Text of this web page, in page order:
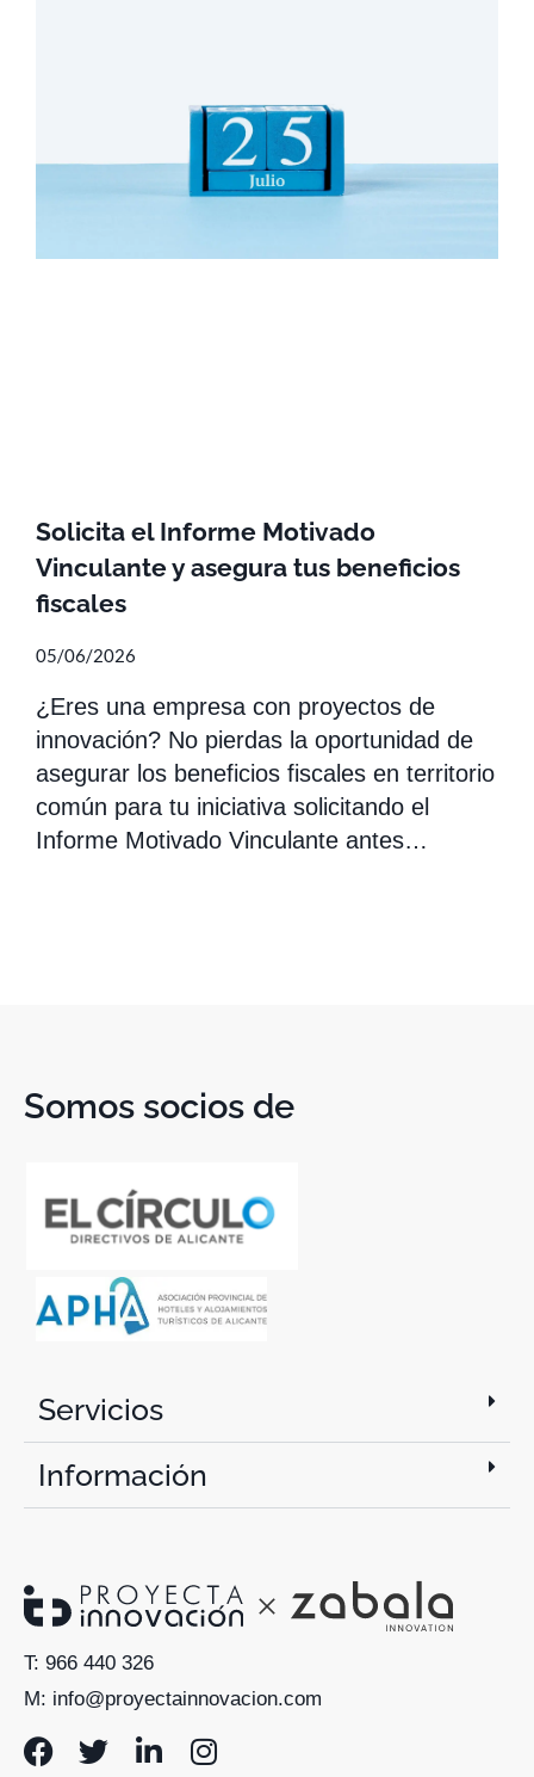
Solicita el Informe Motivado
Vinculante y asegura tus beneficios
fiscales
05/06/2026
¿Eres una empresa con proyectos de
innovación? No pierdas la oportunidad de
asegurar los beneficios fiscales en territorio
común para tu iniciativa solicitando el
Informe Motivado Vinculante antes…
Somos socios de
Servicios
Información
T: 966 440 326
M: info@proyectainnovacion.com